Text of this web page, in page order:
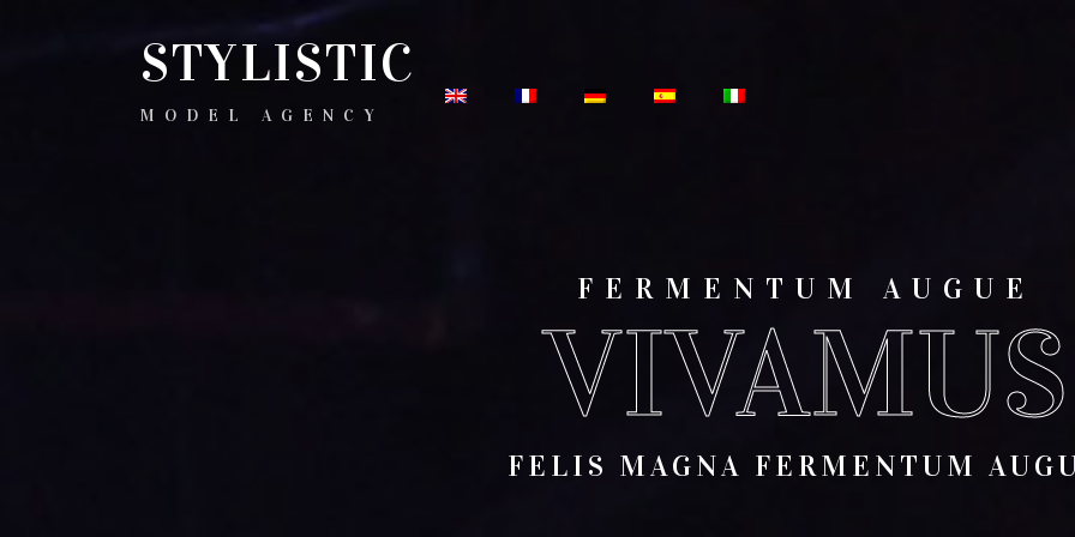
STYLISTIC
MODEL AGENCY
FERMENTUM AUGUE
VIVAMUS
FELIS MAGNA FERMENTUM